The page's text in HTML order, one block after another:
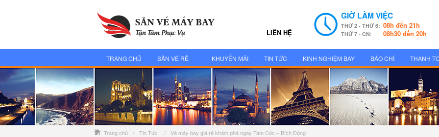
LIÊN HỆ
GIỜ LÀM VIỆC
THỨ 2 - THỨ 6:08h đến 21h
THỨ 7 - CN: 08h30 đến 20h
TRANG CHỦ SĂN VÉ RẺ KHUYẾN MÃI TIN TỨC KINH NGHIỆM BAY BÁO CHÍ THANH
Trang chủ / Tin Tức / Vé máy bay giá rẻ khám phá ngay Tam Cốc – Bích Động